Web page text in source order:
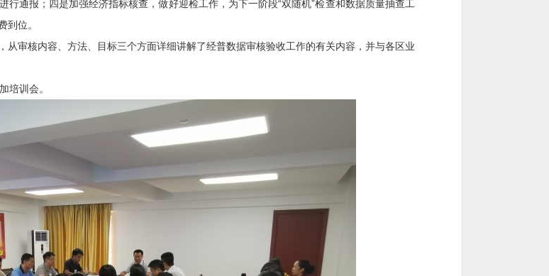
通报；四是加强经济指标核查，做好迎检工作，为下一阶段“双随机”检查和数据质量抽查工
到位。
审核内容、方法、目标三个方面详细讲解了经普数据审核验收工作的有关内容，并与各区业
训会。